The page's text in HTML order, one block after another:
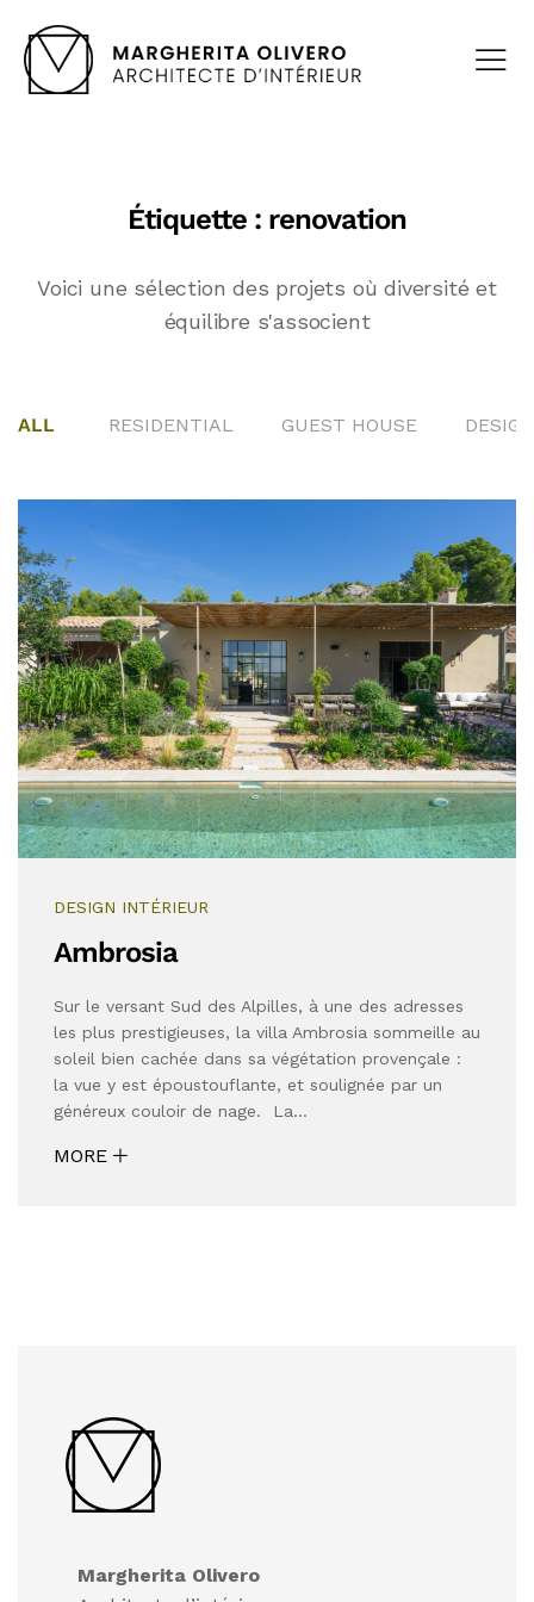
Étiquette : renovation
Voici une sélection des projets où diversité et
équilibre s'associent
ALL RESIDENTIAL GUEST HOUSE
DESIGN INTÉRIEUR
Ambrosia
Sur le versant Sud des Alpilles, à une des adresses
les plus prestigieuses, la villa Ambrosia sommeille au
soleil bien cachée dans sa végétation provençale :
la vue y est époustouflante, et soulignée par un
généreux couloir de nage. La…
MORE
Margherita Olivero